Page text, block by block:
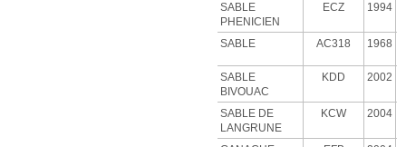
SABLE
PHENICIEN
ECZ 1994
SABLE AC318 1968
SABLE
BIVOUAC
KDD 2002
SABLE DE
LANGRUNE
KCW 2004